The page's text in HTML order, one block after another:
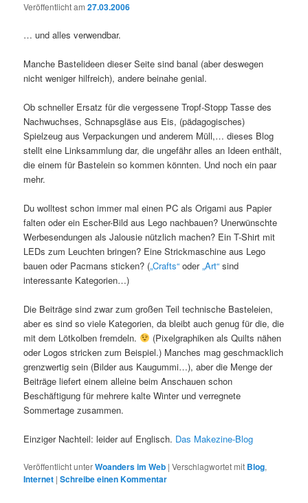
Veröffentlicht am27.03.2006
… und alles verwendbar.
Manche Bastelideen dieser Seite sind banal (aber deswegen
nicht weniger hilfreich), andere beinahe genial.
Ob schneller Ersatz für die vergessene Tropf-Stopp Tasse des
Nachwuchses, Schnapsgläse aus Eis, (pädagogisches)
Spielzeug aus Verpackungen und anderem Müll,… dieses Blog
stellt eine Linksammlung dar, die ungefähr alles an Ideen enthält,
die einem für Bastelein so kommen könnten. Und noch ein paar
mehr.
Du wolltest schon immer mal einen PC als Origami aus Papier
falten oder ein Escher-Bild aus Lego nachbauen? Unerwünschte
Werbesendungen als Jalousie nützlich machen? Ein T-Shirt mit
LEDs zum Leuchten bringen? Eine Strickmaschine aus Lego
bauen oder Pacmans sticken? („Crafts“ oder„Art“ sind
interessante Kategorien…)
Die Beiträge sind zwar zum großen Teil technische Basteleien,
aber es sind so viele Kategorien, da bleibt auch genug für die, die
mit dem Lötkolben fremdeln.
(Pixelgraphiken als Quilts nähen
oder Logos stricken zum Beispiel.) Manches mag geschmacklich
grenzwertig sein (Bilder aus Kaugummi…), aber die Menge der
Beiträge liefert einem alleine beim Anschauen schon
Beschäftigung für mehrere kalte Winter und verregnete
Sommertage zusammen.
Einziger Nachteil: leider auf Englisch. Das Makezine-Blog
Veröffentlicht unterWoanders im Web |Verschlagwortet mit Blog,
Internet |Schreibe einen Kommentar